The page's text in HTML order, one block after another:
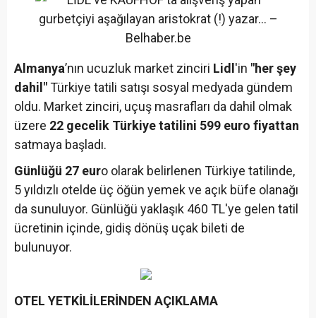
Almanya’nın ucuzluk market zinciri Lidl 'in "her şey
dahil"Türkiye tatili satışı sosyal medyada gündem
oldu. Market zinciri, uçuş masrafları da dahil olmak
üzere 22 gecelik Türkiye tatilini 599 euro fiyattan
satmaya başladı.
Günlüğü 27 euro olarak belirlenen Türkiye tatilinde,
5 yıldızlı otelde üç öğün yemek ve açık büfe olanağı
da sunuluyor. Günlüğü yaklaşık 460 TL'ye gelen tatil
ücretinin içinde, gidiş dönüş uçak bileti de
bulunuyor.
OTEL YETKİLİLERİNDEN AÇIKLAMA